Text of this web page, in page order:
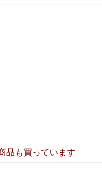
品も買っています